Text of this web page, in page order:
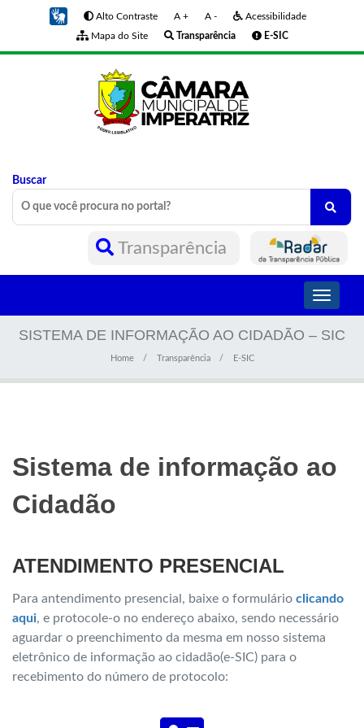
Alto Contraste A + A -
Acessibilidade
Mapa do Site
Transparência E-SIC
Buscar
Transparência
Toggle
SISTEMA DE INFORMAÇÃO AO CIDADÃO – SIC
Home Transparência E-SIC
Sistema de informação ao
Cidadão
ATENDIMENTO PRESENCIAL
Para antendimento presencial, baixe o formulário clicando
aqui, e protocole-o no endereço abaixo, sendo necessário
aguardar o preenchimento da mesma em nosso sistema
eletrônico de informação ao cidadão(e-SIC) para o
recebimento do número de protocolo: